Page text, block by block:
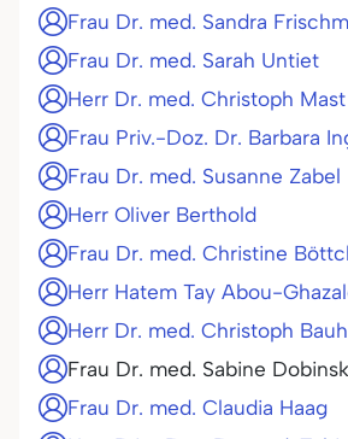
Frau Dr. med. Sandra
Frau Dr. med. Sarah Untiet
Herr Dr. med. Christoph Mast
Frau Priv.-Doz. Dr. Barbara
Frau Dr. med. Susanne Zabel
Herr Oliver Berthold
Frau Dr. med. Christine
Herr Hatem Tay Abou-
Herr Dr. med. Christoph
Frau Dr. med. Sabine
Frau Dr. med. Claudia Haag